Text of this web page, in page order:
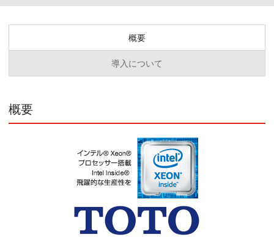
概要
導入について
概要